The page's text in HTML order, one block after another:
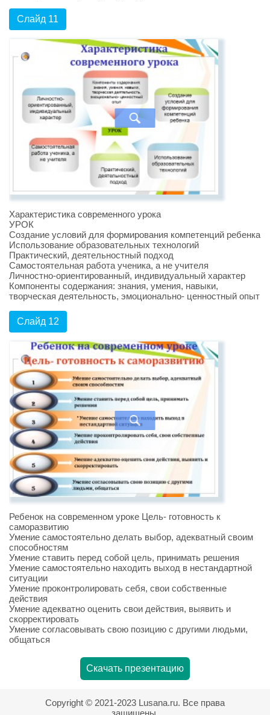
Слайд 11
Характеристика современного урока
УРОК
Создание условий для формирования компетенций ребенка
Использование образовательных технологий
Практический, деятельностный подход
Самостоятельная работа ученика, а не учителя
Личностно-ориентированный, индивидуальный характер
Компоненты содержания: знания, умения, навыки,
творческая деятельность, эмоционально- ценностный опыт
Слайд 12
Ребенок на современном уроке Цель- готовность к
саморазвитию
Умение самостоятельно делать выбор, адекватный своим
способностям
Умение ставить перед собой цель, принимать решения
Умение самостоятельно находить выход в нестандартной
ситуации
Умение проконтролировать себя, свои собственные
действия
Умение адекватно оценить свои действия, выявить и
скорректировать
Умение согласовывать свою позицию с другими людьми,
общаться
Скачать презентацию
Copyright © 2021-2023 Lusana.ru. Все права